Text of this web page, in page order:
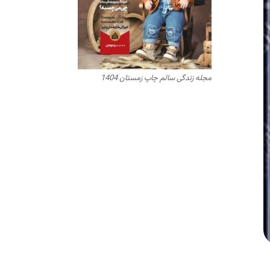
مجله زندگی سالم چاپ زمستان 1404